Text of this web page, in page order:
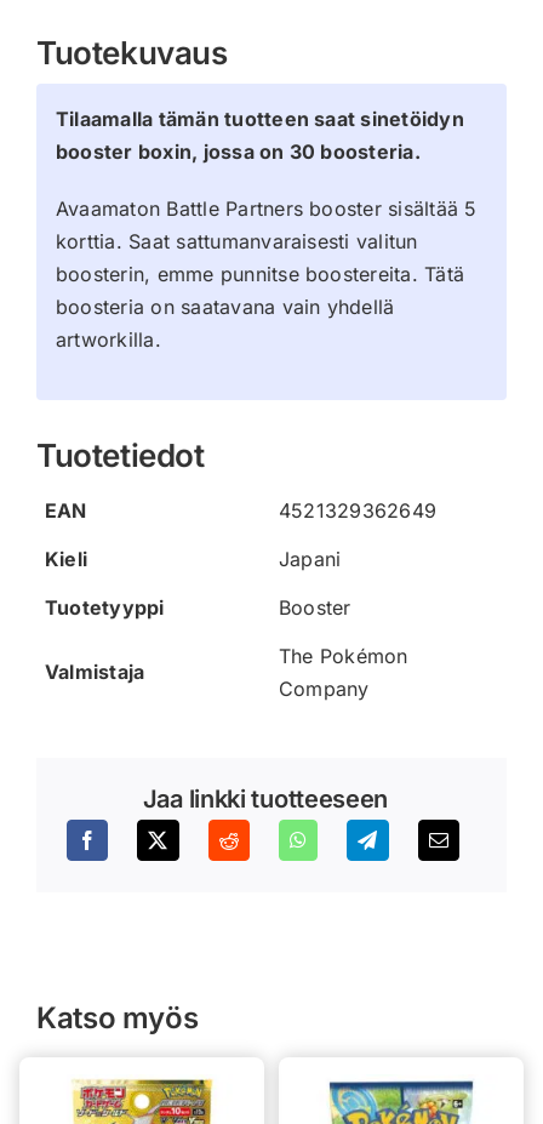
Tuotekuvaus
Tilaamalla tämän tuotteen saat sinetöidyn
booster boxin, jossa on 30 boosteria.
Avaamaton Battle Partners booster sisältää 5
korttia. Saat sattumanvaraisesti valitun
boosterin, emme punnitse boostereita. Tätä
boosteria on saatavana vain yhdellä
artworkilla.
Tuotetiedot
EAN
4521329362649
Kieli
Japani
Tuotetyyppi
Booster
Valmistaja
The Pokémon
Company
Jaa linkki tuotteeseen
Katso myös